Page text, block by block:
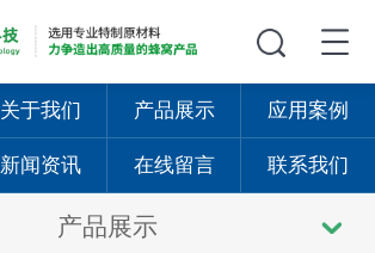
关于我们 产品展示 应用案例
新闻资讯 在线留言 联系我们
产品展示